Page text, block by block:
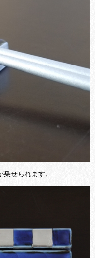
せられます。